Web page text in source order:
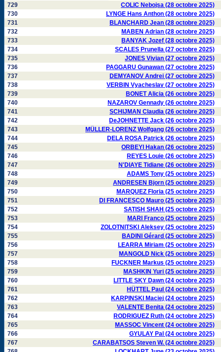
729
COLIC Nebojsa (28 octobre 2025)
730
LYNGE Hans Anthon (28 octobre 2025)
731
BLANCHARD Jean (28 octobre 2025)
732
MABEN Adrian (28 octobre 2025)
733
BANYAK Jozef (28 octobre 2025)
734
SCALES Prunella (27 octobre 2025)
735
JONES Vivian (27 octobre 2025)
736
PAGGARU Gunawan (27 octobre 2025)
737
DEMYANOV Andrei (27 octobre 2025)
738
VERBIN Vyacheslav (27 octobre 2025)
739
BONET Alicia (26 octobre 2025)
740
NAZAROV Gennady (26 octobre 2025)
741
SCHIJMAN Claudia (26 octobre 2025)
742
DeJOHNETTE Jack (26 octobre 2025)
743
MÜLLER-LORENZ Wolfgang (26 octobre 2025)
744
DELA ROSA Patrick (26 octobre 2025)
745
ORBEYI Hakan (26 octobre 2025)
746
REYES Louie (26 octobre 2025)
747
N'DIAYE Tidiane (26 octobre 2025)
748
ADAMS Tony (25 octobre 2025)
749
ANDRESEN Bjorn (25 octobre 2025)
750
MARQUEZ Floria (25 octobre 2025)
751
DI FRANCESCO Mauro (25 octobre 2025)
752
SATISH SHAH (25 octobre 2025)
753
MARI Franco (25 octobre 2025)
754
ZOLOTNITSKI Aleksey (25 octobre 2025)
755
BADINI Gérard (25 octobre 2025)
756
LEARRA Miriam (25 octobre 2025)
757
MANGOLD Nick (25 octobre 2025)
758
FUCKNER Markus (25 octobre 2025)
759
MASHKIN Yuri (25 octobre 2025)
760
LITTLE SKY Dawn (24 octobre 2025)
761
HÜTTEL Paul (24 octobre 2025)
762
KARPINSKI Maciej (24 octobre 2025)
763
VALENTE Benita (24 octobre 2025)
764
RODRIGUEZ Ruth (24 octobre 2025)
765
MASSOC Vincent (24 octobre 2025)
766
GYULAY Pal (24 octobre 2025)
767
CARABATSOS Steven W. (24 octobre 2025)